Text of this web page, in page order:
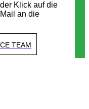
Klick auf die
an die
TEAM